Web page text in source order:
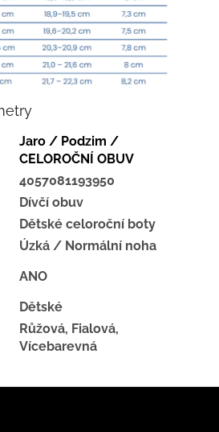
Jaro / Podzim /
CELOROČNÍ OBUV
4057081193950
Dívčí obuv
Dětské celoroční boty
Úzká / Normální noha
ANO
Dětské
Růžová, Fialová,
Vícebarevná